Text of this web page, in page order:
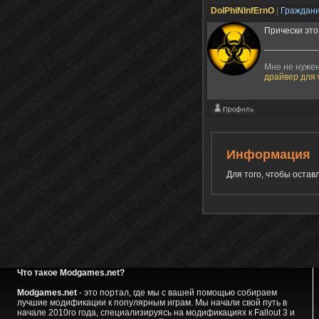
DolPhiNInfErnO
Прически
Мне не
драйвер для
Информация
Для того, чтобы
Что такое Modgames.net?
Modgames.net- это портал, где мы с вашей помощью собираем
лучшие модификации к популярным играм. Мы начали свой путь в
начале 2010го года, специализируясь на модификациях к Fallout 3 и